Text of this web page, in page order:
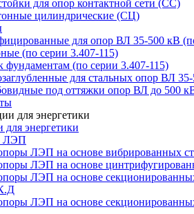
для опор контактной сети (СС)
цилиндрические (СЦ)
для опор ВЛ 35-500 кВ
(по серии 3.407-115)
(по серии 3.407-115)
для стальных опор ВЛ
под оттяжки опор ВЛ до 500
энергетики
ЛЭП
ЛЭП на основе вибрированных
ЛЭП на основе
ЛЭП на основе
ЛЭП на основе